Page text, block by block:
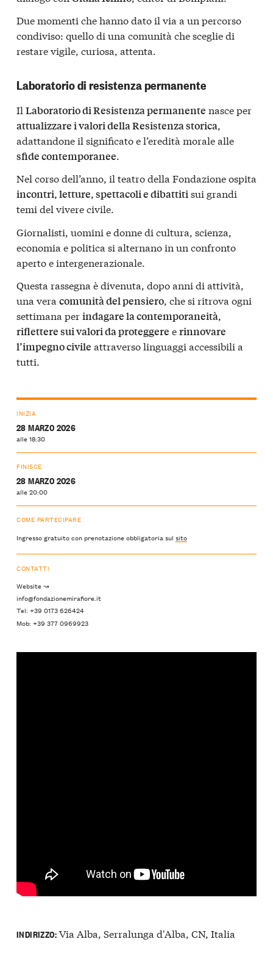
Due momenti che hanno dato il via a un percorso
condiviso: quello di una comunità che sceglie di
restare vigile, curiosa, attenta.
Laboratorio di resistenza permanente
Il Laboratorio di Resistenza permanente nasce per
attualizzare i valori della Resistenza storica
adattandone il significato e l’eredità morale alle
sfide contemporanee
Nel corso dell’anno, il teatro della Fondazione ospita
incontri, letture, spettacoli e dibattitisui grandi
temi del vivere civile.
Giornalisti, uomini e donne di cultura, scienza,
economia e politica si alternano in un confronto
aperto e intergenerazionale.
Questa rassegna è divenuta, dopo anni di attività,
una vera comunità del pensiero, che si ritrova ogni
settimana perindagare la contemporaneità,
riflettere sui valori da proteggere erinnovare
l’impegno civile attraverso linguaggi accessibili a
tutti.
INIZIA
28 MARZO 2026
alle 18:30
FINISCE
28 MARZO 2026
alle 20:00
COME PARTECIPARE
Ingresso gratuito con prenotazione obbligatoria sul sito
CONTATTI
Website ↝
info@fondazionemirafiore.it
Tel: +39 0173 626424
Mob: +39 377 0969923
INDIRIZZO:Via Alba, Serralunga d'Alba, CN, Italia